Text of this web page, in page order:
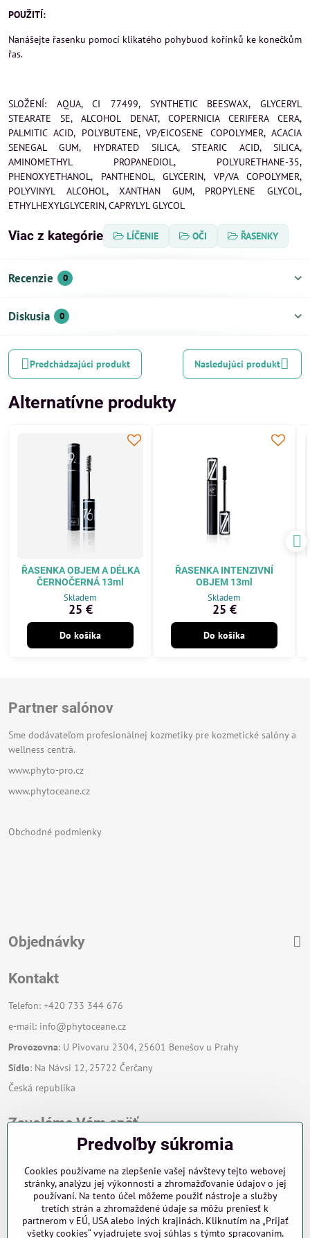
POUŽITÍ:
Nanášejte řasenku pomocí klikatého pohybuod kořínků ke konečkům
řas.
SLOŽENÍ: AQUA, CI 77499, SYNTHETIC BEESWAX, GLYCERYL
STEARATE SE, ALCOHOL DENAT, COPERNICIA CERIFERA CERA,
PALMITIC ACID, POLYBUTENE, VP/EICOSENE COPOLYMER, ACACIA
SENEGAL GUM, HYDRATED SILICA, STEARIC ACID, SILICA,
AMINOMETHYL PROPANEDIOL, POLYURETHANE-35,
PHENOXYETHANOL, PANTHENOL, GLYCERIN, VP/VA COPOLYMER,
POLYVINYL ALCOHOL, XANTHAN GUM, PROPYLENE GLYCOL,
ETHYLHEXYLGLYCERIN, CAPRYLYL GLYCOL
Viac z kategórie LÍČENIE OČI ŘASENKY
Recenzie 0
Diskusia 0
Predchádzajúci produkt Nasledujúci produkt
Alternatívne produkty
ŘASENKA OBJEM A DÉLKA
ČERNOČERNÁ 13ml
Skladem
25 €
Do košíka
ŘASENKA INTENZIVNÍ
OBJEM 13ml
Skladem
25 €
Do košíka
Partner salónov
Sme dodávateľom profesionálnej kozmetiky pre kozmetické salóny a
wellness centrá.
www.phyto-pro.cz
www.phytoceane.cz
Obchodné podmienky
Objednávky
Kontakt
Telefon: +420 733 344 676
e-mail: info@phytoceane.cz
Provozovna: U Pivovaru 2304, 25601 Benešov u Prahy
Sídlo: Na Návsi 12, 25722 Čerčany
Česká republika
Zavoláme Vám späť
Predvoľby súkromia
Cookies používame na zlepšenie vašej návštevy tejto webovej
stránky, analýzu jej výkonnosti a zhromažďovanie údajov o jej
používaní. Na tento účel môžeme použiť nástroje a služby
tretích strán a zhromaždené údaje sa môžu preniesť k
partnerom v EÚ, USA alebo iných krajinách. Kliknutím na „Prijať
všetky cookies“ vyjadrujete svoj súhlas s týmto spracovaním.